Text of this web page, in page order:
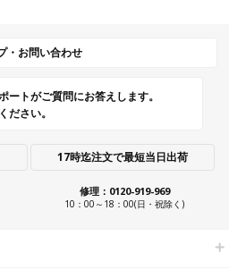
・お問い合わせ
ートがご質問にお答えします。
ださい。
17時迄注文で最短当日出荷
修理：0120-919-969
10：00～18：00(日・祝除く)